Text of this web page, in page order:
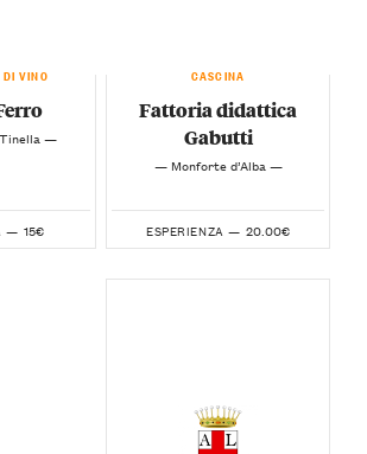
DI VINO
—
— 15€
CASCINA
Fattoria didattica
Gabutti
— Monforte d’Alba —
ESPERIENZA — 20.00€